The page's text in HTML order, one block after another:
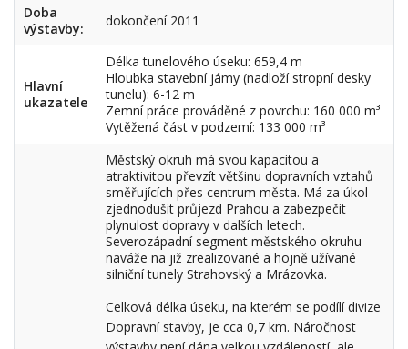
Doba
výstavby:
dokončení 2011
Hlavní
ukazatele
Délka tunelového úseku: 659,4 m
Hloubka stavební jámy (nadloží stropní desky
tunelu): 6-12 m
Zemní práce prováděné z povrchu: 160 000 m³
Vytěžená část v podzemí: 133 000 m³
Městský okruh má svou kapacitou a
atraktivitou převzít většinu dopravních vztahů
směřujících přes centrum města. Má za úkol
zjednodušit průjezd Prahou a zabezpečit
plynulost dopravy v dalších letech.
Severozápadní segment městského okruhu
naváže na již zrealizované a hojně užívané
silniční tunely Strahovský a Mrázovka.
Celková délka úseku, na kterém se podílí divize
Dopravní stavby, je cca 0,7 km. Náročnost